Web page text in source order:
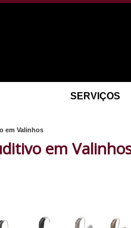
SERVIÇOS
em Valinhos
em